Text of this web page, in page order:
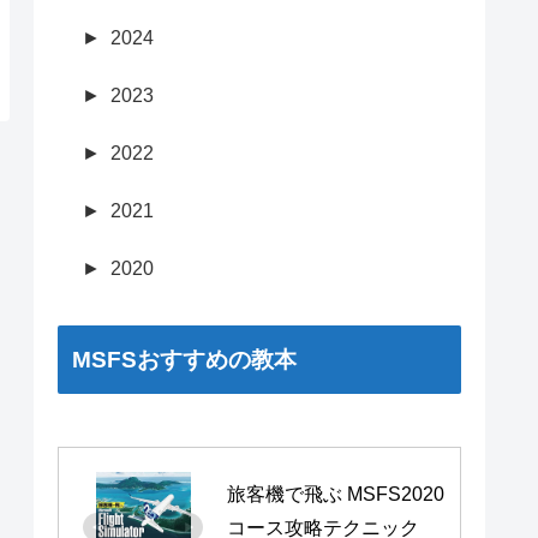
► 2024
► 2023
► 2022
► 2021
► 2020
MSFSおすすめの教本
旅客機で飛ぶ MSFS2020
コース攻略テクニック